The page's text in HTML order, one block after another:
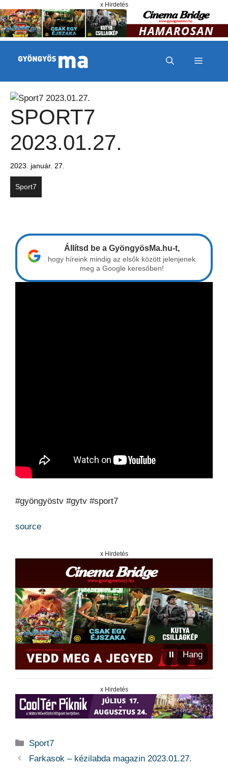
x Hirdetés
MENÜ
SPORT7
2023.01.27.
2023. január. 27.
Sport7
Állítsd be a GyöngyösMa.hu-t,
hogy híreink mindig az elsők között jelenjenek
meg a Google keresőben!
#gyöngyöstv #gytv #sport7
source
x Hirdetés
⏸ Hang
x Hirdetés
Kategória
Sport7
Farkasok – kézilabda magazin 2023.01.27.